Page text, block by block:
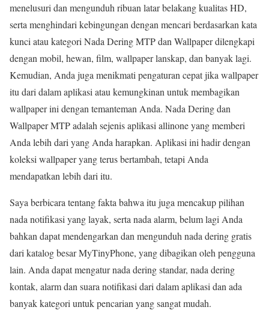
menelusuri dan mengunduh ribuan latar belakang kualitas HD,
serta menghindari kebingungan dengan mencari berdasarkan kata
kunci atau kategori Nada Dering MTP dan Wallpaper dilengkapi
dengan mobil, hewan, film, wallpaper lanskap, dan banyak lagi.
Kemudian, Anda juga menikmati pengaturan cepat jika wallpaper
itu dari dalam aplikasi atau kemungkinan untuk membagikan
wallpaper ini dengan temanteman Anda. Nada Dering dan
Wallpaper MTP adalah sejenis aplikasi allinone yang memberi
Anda lebih dari yang Anda harapkan. Aplikasi ini hadir dengan
koleksi wallpaper yang terus bertambah, tetapi Anda
mendapatkan lebih dari itu.
Saya berbicara tentang fakta bahwa itu juga mencakup pilihan
nada notifikasi yang layak, serta nada alarm, belum lagi Anda
bahkan dapat mendengarkan dan mengunduh nada dering gratis
dari katalog besar MyTinyPhone, yang dibagikan oleh pengguna
lain. Anda dapat mengatur nada dering standar, nada dering
kontak, alarm dan suara notifikasi dari dalam aplikasi dan ada
banyak kategori untuk pencarian yang sangat mudah.